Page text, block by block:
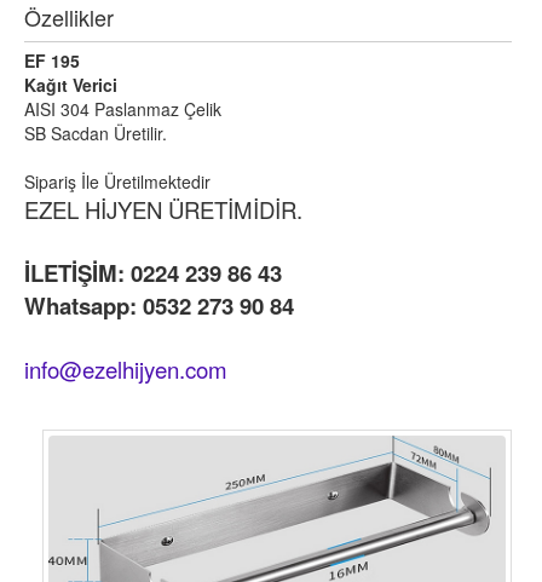
Özellikler
EF 195
Kağıt Verici
AISI 304 Paslanmaz Çelik
SB Sacdan Üretilir.
Sipariş İle Üretilmektedir
EZEL HİJYEN ÜRETİMİDİR.
İLETİŞİM: 0224 239 86 43
Whatsapp: 0532 273 90 84
info@ezelhijyen.com